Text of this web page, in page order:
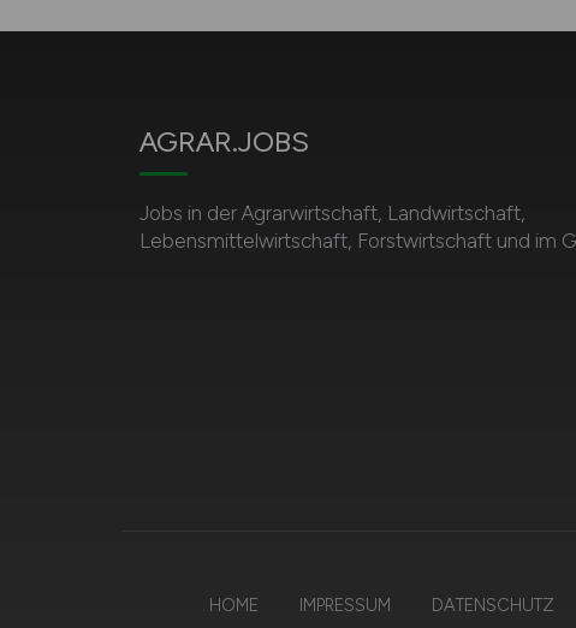
AGRAR.JOBS
Jobs in der Agrarwirtschaft, Landwirtschaft,
Lebensmittelwirtschaft, Forstwirtschaft und im
HOME IMPRESSUM DATENSCHUTZ